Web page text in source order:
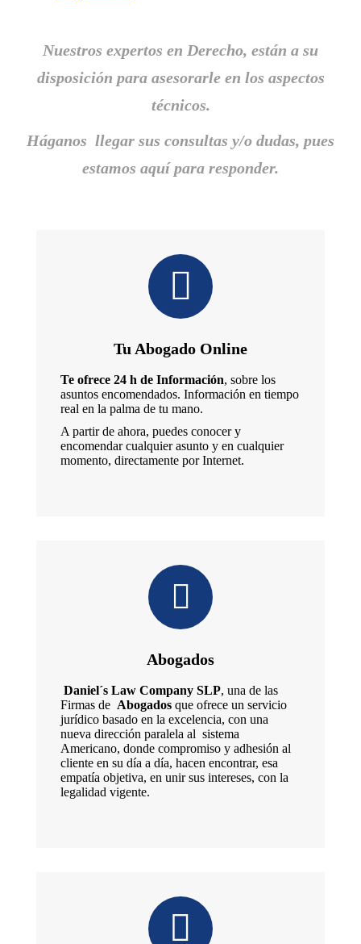
Nuestros expertos en Derecho, están a su
disposición para asesorarle en los aspectos
técnicos.
Háganos llegar sus consultas y/o dudas, pues
estamos aquí para responder.
Tu Abogado Online
Te ofrece 24 h de Información, sobre los
asuntos encomendados. Información en tiempo
real en la palma de tu mano.
A partir de ahora, puedes conocer y
encomendar cualquier asunto y en cualquier
momento, directamente por Internet.
Abogados
Daniel´s Law Company SLP, una de las
Firmas de Abogados que ofrece un servicio
jurídico basado en la excelencia, con una
nueva dirección paralela al sistema
Americano, donde compromiso y adhesión al
cliente en su día a día, hacen encontrar, esa
empatía objetiva, en unir sus intereses, con la
legalidad vigente.